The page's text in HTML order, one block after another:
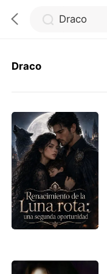
Recargar
Historia
Salir
Draco